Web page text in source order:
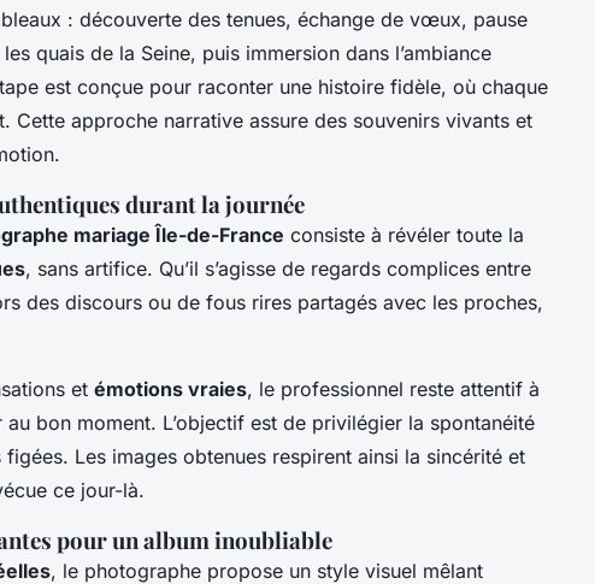
: découverte des tenues, échange de vœux, pause
quais de la Seine, puis immersion dans l’ambiance
est conçue pour raconter une histoire fidèle, où chaque
Cette approche narrative assure des souvenirs vivants et
durant la journée
mariage Île-de-France consiste à révéler toute la
, sans artifice. Qu’il s’agisse de regards complices entre
des discours ou de fous rires partagés avec les proches,
et émotions vraies, le professionnel reste attentif à
bon moment. L’objectif est de privilégier la spontanéité
Les images obtenues respirent ainsi la sincérité et
ce jour-là.
pour un album inoubliable
, le photographe propose un style visuel mêlant